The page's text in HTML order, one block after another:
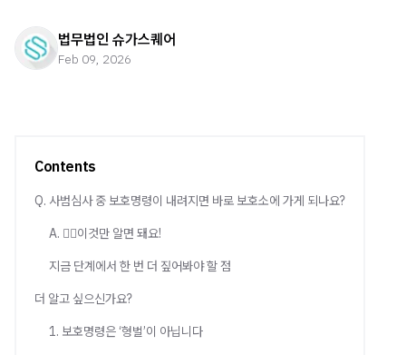
법무법인 슈가스퀘어
Feb 09, 2026
Contents
Q. 사범심사 중 보호명령이 내려지면 바로 보호소에 가게 되나요?
A. 💁‍♀️이것만 알면 돼요!
지금 단계에서 한 번 더 짚어봐야 할 점
더 알고 싶으신가요?
1. 보호명령은 ‘형벌’이 아닙니다